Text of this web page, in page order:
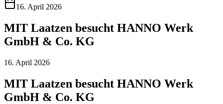
16. April 2026
MIT Laatzen besucht HANNO Werk
GmbH & Co. KG
16. April 2026
MIT Laatzen besucht HANNO Werk
GmbH & Co. KG